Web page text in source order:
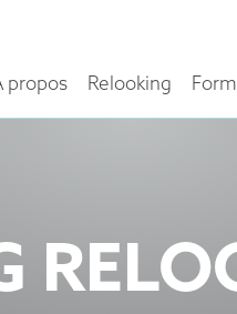
propos Relooking